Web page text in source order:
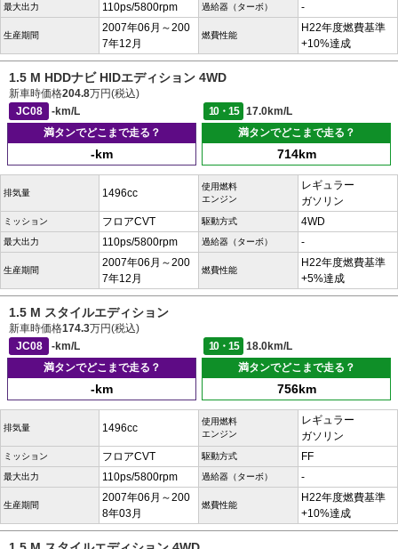
最大出力 110ps/5800rpm 過給器（ターボ） -
生産期間
2007年06月～200
7年12月
燃費性能
H22年度燃費基準
+10%達成
1.5 M HDDナビ HIDエディション 4WD
新車時価格204.8万円(税込)
JC08
-km/L 10・15
17.0km/L
満タンでどこまで走る？
-km
満タンでどこまで走る？
714km
排気量 1496cc
使用燃料
エンジン
レギュラー
ガソリン
ミッション フロアCVT 駆動方式 4WD
最大出力 110ps/5800rpm 過給器（ターボ） -
生産期間
2007年06月～200
7年12月
燃費性能
H22年度燃費基準
+5%達成
1.5 M スタイルエディション
新車時価格174.3万円(税込)
JC08
-km/L 10・15
18.0km/L
満タンでどこまで走る？
-km
満タンでどこまで走る？
756km
排気量 1496cc
使用燃料
エンジン
レギュラー
ガソリン
ミッション フロアCVT 駆動方式 FF
最大出力 110ps/5800rpm 過給器（ターボ） -
生産期間
2007年06月～200
8年03月
燃費性能
H22年度燃費基準
+10%達成